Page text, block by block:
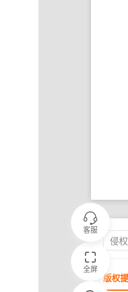
客服
全屏
侵
版权